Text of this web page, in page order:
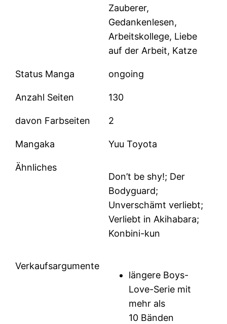
Zauberer,
Gedankenlesen,
Arbeitskollege, Liebe
auf der Arbeit, Katze
Status Manga ongoing
Anzahl Seiten 130
davon Farbseiten 2
Mangaka Yuu Toyota
Ähnliches
Don’t be shy!; Der
Bodyguard;
Unverschämt verliebt;
Verliebt in Akihabara;
Konbini-kun
Verkaufsargumente
längere Boys-
Love-Serie mit
mehr als
10 Bänden